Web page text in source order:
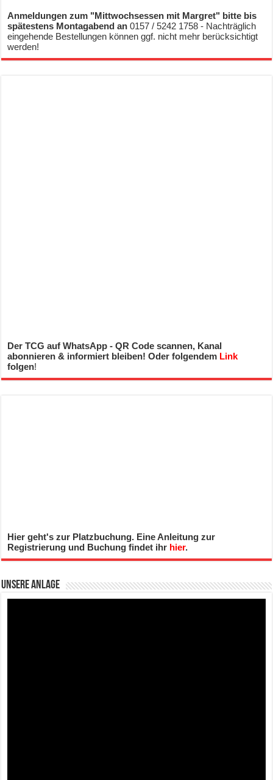
Anmeldungen zum "Mittwochsessen mit Margret" bitte bis
spätestens Montagabend an0157 / 5242 1758 - Nachträglich
eingehende Bestellungen können ggf. nicht mehr berücksichtigt
werden!
Der TCG auf WhatsApp - QR Code scannen, Kanal
abonnieren & informiert bleiben! Oder folgendem Link
folgen!
Hier geht's zur Platzbuchung. Eine Anleitung zur
Registrierung und Buchung findet ihr hier.
Unsere Anlage